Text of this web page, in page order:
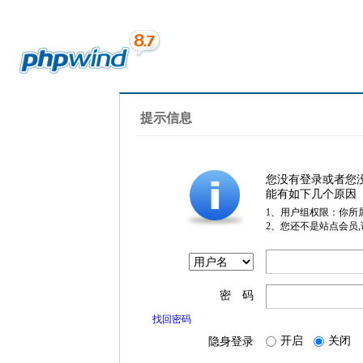
提示信息
您没有登录或者您
能有如下几个原因
1、用户组权限：你所
2、您还不是站点会员
密 码
找回密码
隐身登录 开启 关闭